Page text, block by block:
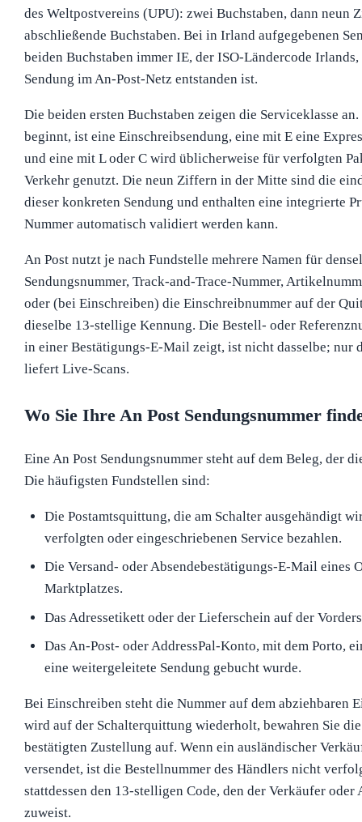
des Weltpostvereins (UPU): zwei Buchstaben, dann neun
abschließende Buchstaben. Bei in Irland aufgegebenen
beiden Buchstaben immer IE, der ISO-Ländercode
Sendung im An-Post-Netz entstanden ist.
Die beiden ersten Buchstaben zeigen die Serviceklasse
beginnt, ist eine Einschreibsendung, eine mit E eine
und eine mit L oder C wird üblicherweise für verfolgten
Verkehr genutzt. Die neun Ziffern in der Mitte sind die
dieser konkreten Sendung und enthalten eine integrierte
Nummer automatisch validiert werden kann.
An Post nutzt je nach Fundstelle mehrere Namen für
Sendungsnummer, Track-and-Trace-Nummer,
oder (bei Einschreiben) die Einschreibnummer auf der
dieselbe 13-stellige Kennung. Die Bestell- oder
in einer Bestätigungs-E-Mail zeigt, ist nicht dasselbe; nur
liefert Live-Scans.
Wo Sie Ihre An Post Sendungsnummer
Eine An Post Sendungsnummer steht auf dem Beleg, der
Die häufigsten Fundstellen sind:
Die Postamtsquittung, die am Schalter ausgehändigt
verfolgten oder eingeschriebenen Service bezahlen.
Die Versand- oder Absendebestätigungs-E-Mail eines
Marktplatzes.
Das Adressetikett oder der Lieferschein auf der
Das An-Post- oder AddressPal-Konto, mit dem Porto,
eine weitergeleitete Sendung gebucht wurde.
Bei Einschreiben steht die Nummer auf dem abziehbaren
wird auf der Schalterquittung wiederholt, bewahren Sie
bestätigten Zustellung auf. Wenn ein ausländischer
versendet, ist die Bestellnummer des Händlers nicht
stattdessen den 13-stelligen Code, den der Verkäufer oder
zuweist.